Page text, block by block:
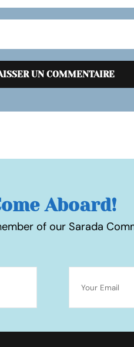
Aboard!
of our Sarada